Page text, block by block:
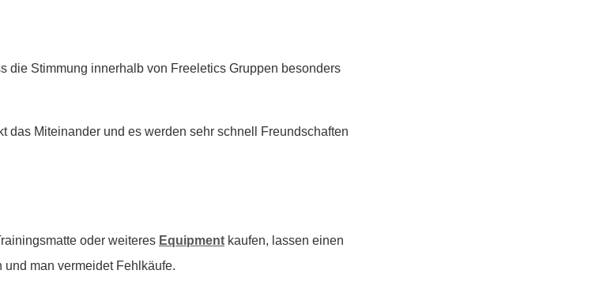
die Stimmung innerhalb von Freeletics Gruppen besonders
das Miteinander und es werden sehr schnell Freundschaften
oder weiteres Equipment kaufen, lassen einen
man vermeidet Fehlkäufe.